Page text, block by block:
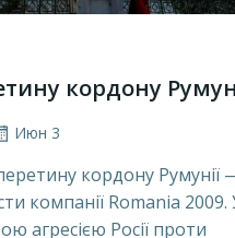
кордону
Июн 3
кордону Румунії
компанії Romania 2009.
агресією Росії проти